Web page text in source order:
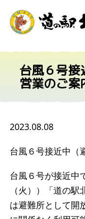
台風６号接
営業のご案
2023.08.08
台風６号接近中（
台風６号が接近中
（火））「道の
は避難所として開